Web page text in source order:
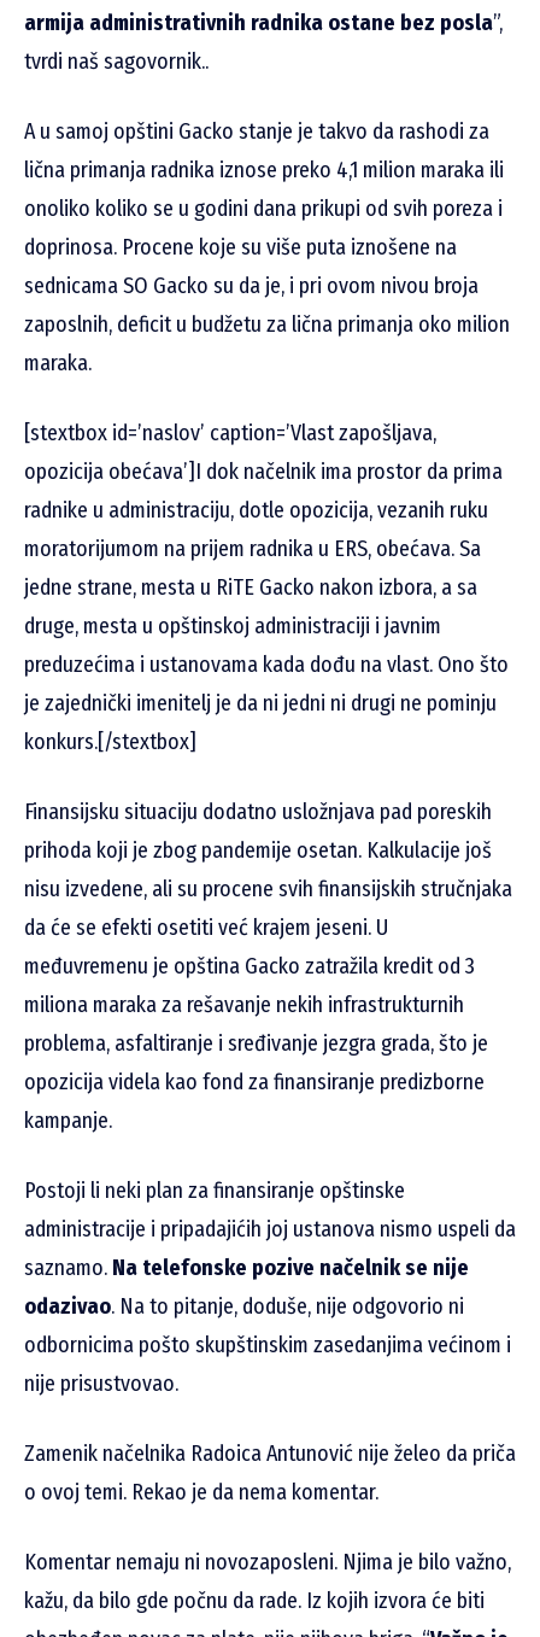
armija administrativnih radnika ostane bez posla”,
tvrdi naš sagovornik..
A u samoj opštini Gacko stanje je takvo da rashodi za
lična primanja radnika iznose preko 4,1 milion maraka ili
onoliko koliko se u godini dana prikupi od svih poreza i
doprinosa. Procene koje su više puta iznošene na
sednicama SO Gacko su da je, i pri ovom nivou broja
zaposlnih, deficit u budžetu za lična primanja oko milion
maraka.
[stextbox id=’naslov’ caption=’Vlast zapošljava,
opozicija obećava’]I dok načelnik ima prostor da prima
radnike u administraciju, dotle opozicija, vezanih ruku
moratorijumom na prijem radnika u ERS, obećava. Sa
jedne strane, mesta u RiTE Gacko nakon izbora, a sa
druge, mesta u opštinskoj administraciji i javnim
preduzećima i ustanovama kada dođu na vlast. Ono što
je zajednički imenitelj je da ni jedni ni drugi ne pominju
konkurs.[/stextbox]
Finansijsku situaciju dodatno usložnjava pad poreskih
prihoda koji je zbog pandemije osetan. Kalkulacije još
nisu izvedene, ali su procene svih finansijskih stručnjaka
da će se efekti osetiti već krajem jeseni. U
međuvremenu je opština Gacko zatražila kredit od 3
miliona maraka za rešavanje nekih infrastrukturnih
problema, asfaltiranje i sređivanje jezgra grada, što je
opozicija videla kao fond za finansiranje predizborne
kampanje.
Postoji li neki plan za finansiranje opštinske
administracije i pripadajićih joj ustanova nismo uspeli da
saznamo. Na telefonske pozive načelnik se nije
odazivao. Na to pitanje, doduše, nije odgovorio ni
odbornicima pošto skupštinskim zasedanjima većinom i
nije prisustvovao.
Zamenik načelnika Radoica Antunović nije želeo da priča
o ovoj temi. Rekao je da nema komentar.
Komentar nemaju ni novozaposleni. Njima je bilo važno,
kažu, da bilo gde počnu da rade. Iz kojih izvora će biti